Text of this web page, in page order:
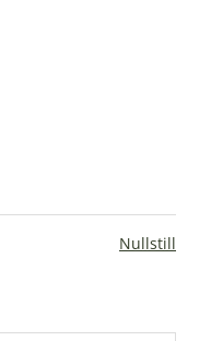
Nullstill